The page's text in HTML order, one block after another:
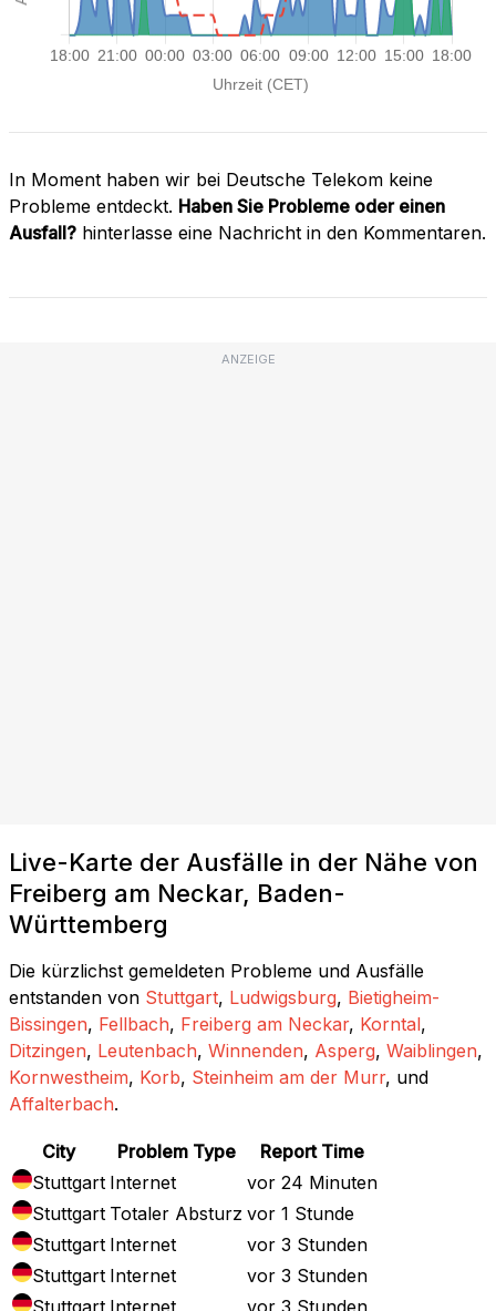
In Moment haben wir bei Deutsche Telekom keine
Probleme entdeckt. Haben Sie Probleme oder einen
Ausfall? hinterlasse eine Nachricht in den Kommentaren.
ANZEIGE
Live-Karte der Ausfälle in der Nähe von
Freiberg am Neckar, Baden-
Württemberg
Die kürzlichst gemeldeten Probleme und Ausfälle
entstanden von Stuttgart, Ludwigsburg, Bietigheim-
Bissingen, Fellbach, Freiberg am Neckar, Korntal,
Ditzingen, Leutenbach, Winnenden, Asperg, Waiblingen,
Kornwestheim, Korb, Steinheim am der Murr, und
Affalterbach.
City Problem Type
Report Time
Stuttgart Internet
vor 24 Minuten
Stuttgart Totaler Absturz vor 1 Stunde
Stuttgart Internet
vor 3 Stunden
Stuttgart Internet
vor 3 Stunden
Stuttgart Internet
vor 3 Stunden